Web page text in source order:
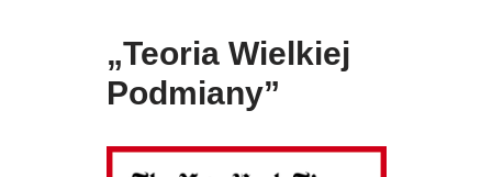
„Teoria Wielkiej
Podmiany”